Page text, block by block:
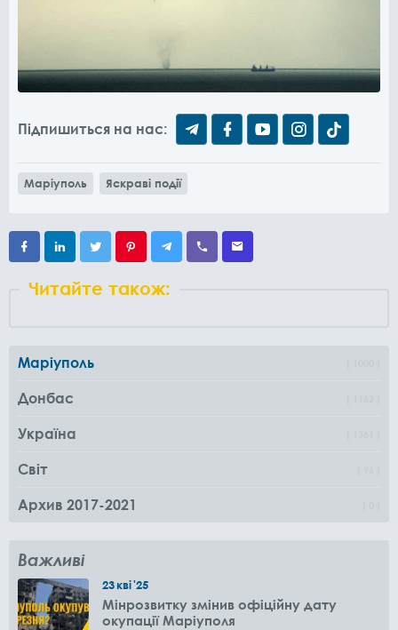
Підпишиться на нас:
Маріуполь Яскраві події
Читайте також:
Маріуполь
Донбас
Україна
Світ
Архив 2017-2021
Важливі
23кві'25
Мінрозвитку змінив офіційну дату
окупації Маріуполя